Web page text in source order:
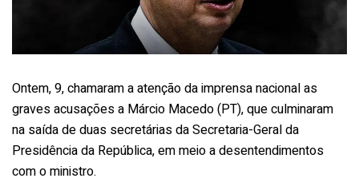
Ontem, 9, chamaram a atenção da imprensa nacional as
graves acusações a Márcio Macedo (PT), que culminaram
na saída de duas secretárias da Secretaria-Geral da
Presidência da República, em meio a desentendimentos
com o ministro.